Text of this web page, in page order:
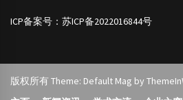
ICP备案号： 苏ICP备2022016844号
版权所有 Theme: Default Mag by